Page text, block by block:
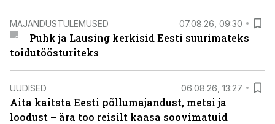
MAJANDUSTULEMUSED 07.08.26, 09:30
Puhk ja Lausing kerkisid Eesti suurimateks
toidutöösturiteks
UUDISED 06.08.26, 13:27
Aita kaitsta Eesti põllumajandust, metsi ja
loodust – ära too reisilt kaasa soovimatuid